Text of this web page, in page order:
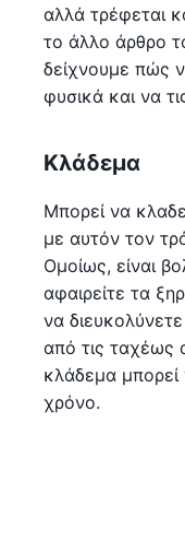
αλλά τρέφεται
το άλλο άρθρο
δείχνουμε πώς
φυσικά και να
Κλάδεμα
Μπορεί να
με αυτόν τον
Ομοίως, είναι
αφαιρείτε τα
να
από τις ταχέως
κλάδεμα μπορεί
χρόνο.